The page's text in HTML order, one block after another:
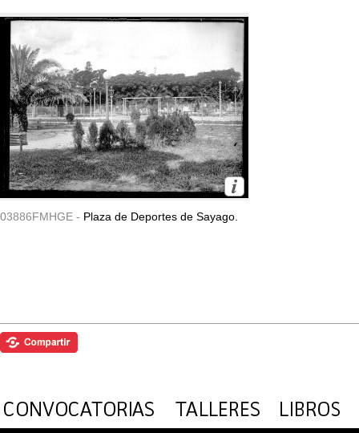
03886FMHGE - Plaza de Deportes de Sayago.